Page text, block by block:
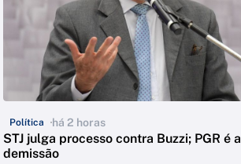
Política há 2 horas
STJ julga processo contra Buzzi; PGR é
demissão